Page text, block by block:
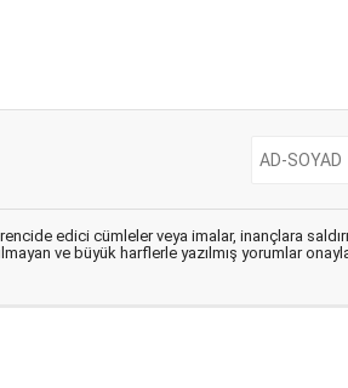
edici cümleler veya imalar, inançlara
ve büyük harflerle yazılmış yorumlar